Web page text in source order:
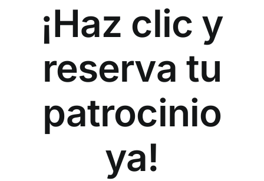
¡Haz clic y
reserva tu
patrocinio
ya!